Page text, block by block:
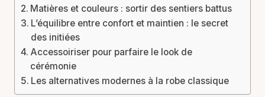
Matières et couleurs : sortir des sentiers battus
L’équilibre entre confort et maintien : le secret
des initiées
Accessoiriser pour parfaire le look de
cérémonie
Les alternatives modernes à la robe classique